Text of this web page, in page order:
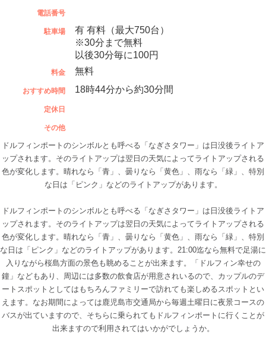
電話番号
駐車場
有 有料（最大750台）
※30分まで無料
以後30分毎に100円
料金 無料
おすすめ時間 18時44分から約30分間
定休日
その他
ドルフィンポートのシンボルとも呼べる「なぎさタワー」は日没後ライトア
ップされます。そのライトアップは翌日の天気によってライトアップされる
色が変化します。晴れなら「青」、曇りなら「黄色」、雨なら「緑」、特別
な日は「ピンク」などのライトアップがあります。
ドルフィンポートのシンボルとも呼べる「なぎさタワー」は日没後ライトア
ップされます。そのライトアップは翌日の天気によってライトアップされる
色が変化します。晴れなら「青」、曇りなら「黄色」、雨なら「緑」、特別
な日は「ピンク」などのライトアップがあります。21:00迄なら無料で足湯に
入りながら桜島方面の景色も眺めることが出来ます。「ドルフィン幸せの
鐘」などもあり、周辺には多数の飲食店が用意されいるので、カップルのデ
ートスポットとしてはもちろんファミリーで訪れても楽しめるスポットとい
えます。なお期間によっては鹿児島市交通局から毎週土曜日に夜景コースの
バスが出ていますので、そちらに乗られてもドルフィンポートに行くことが
出来ますので利用されてはいかがでしょうか。